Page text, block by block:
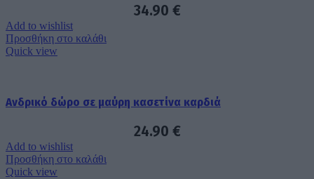
34.90 €
Add to wishlist
Προσθήκη στο καλάθι
Quick view
Ανδρικό δώρο σε μαύρη κασετίνα καρδιά
24.90 €
Add to wishlist
Προσθήκη στο καλάθι
Quick view